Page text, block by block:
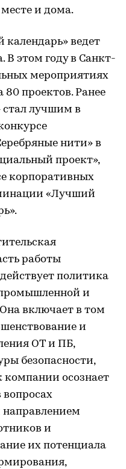
и дома.
ведет
В этом году в Санкт-
мероприятиях
проектов. Ранее
лучшим в
нити» в
проект»,
корпоративных
«Лучший
работы
политика
и
включает в том
и
ОТ и ПБ,
безопасности,
осознает
вопросах
направлением
и
их потенциала